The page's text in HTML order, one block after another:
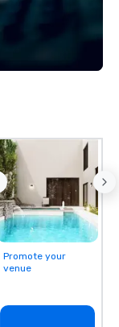
Last tour depends on
Promote your
venue